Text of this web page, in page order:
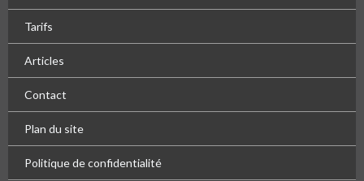
Tarifs
Articles
Contact
Plan du site
Politique de confidentialité